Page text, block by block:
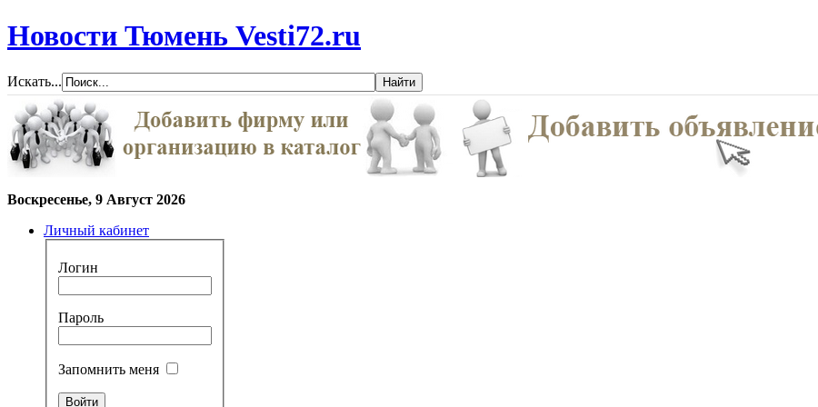
Новости Тюмень Vesti72.ru
Искать...
Воскресенье, 9 Август 2026
Личный кабинет
Логин
Пароль
Запомнить меня